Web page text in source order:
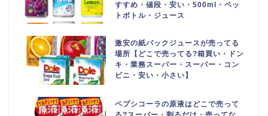
すすめ・値段・安い・500ml・ペッ
トボトル・ジュース
激安の紙パックジュースが売ってる
場所【どこで売ってる?箱買い・ドン
キ・業務スーパー・スーパー・コン
ビニ・安い・小さい】
ペプシコーラの原液はどこで売って